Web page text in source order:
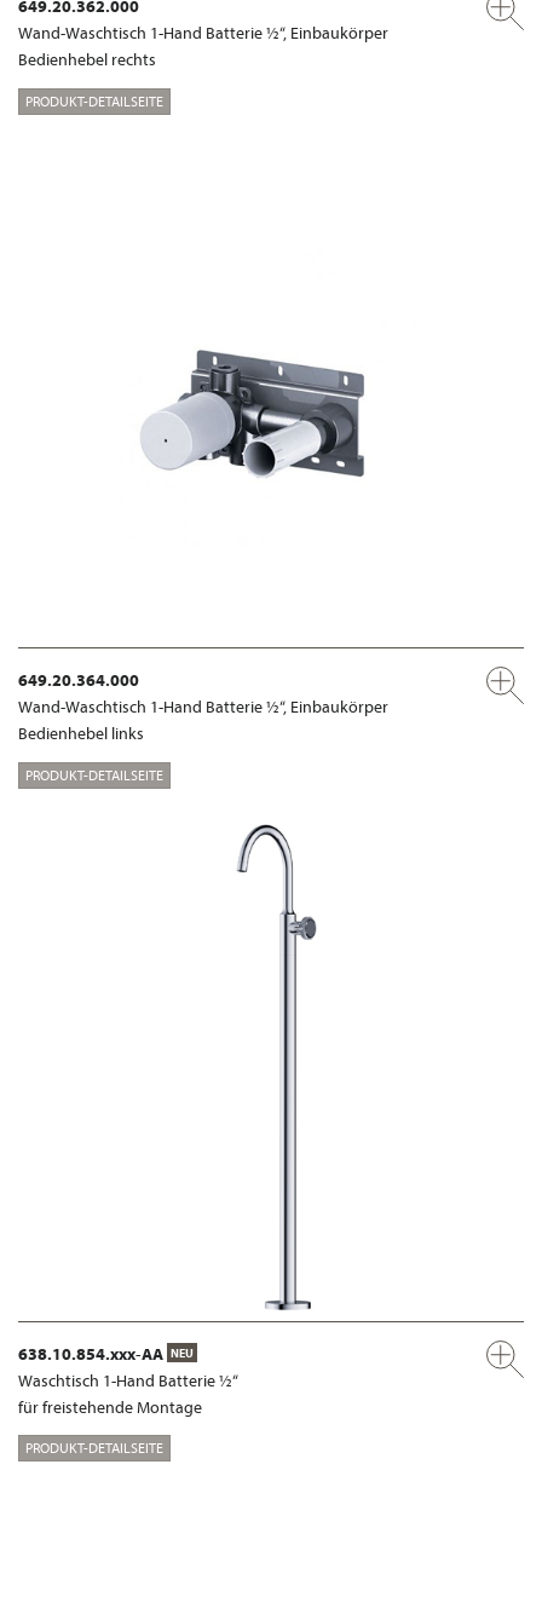
649.20.362.000
Wand-Waschtisch 1-Hand Batterie ½“, Einbaukörper
Bedienhebel rechts
PRODUKT-DETAILSEITE
649.20.364.000
Wand-Waschtisch 1-Hand Batterie ½“, Einbaukörper
Bedienhebel links
PRODUKT-DETAILSEITE
638.10.854.xxx-AA NEU
Waschtisch 1-Hand Batterie ½“
für freistehende Montage
PRODUKT-DETAILSEITE